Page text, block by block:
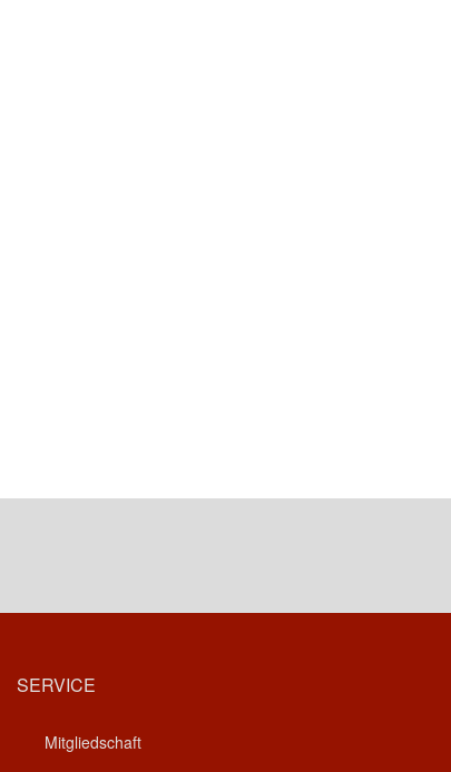
SERVICE
Mitgliedschaft